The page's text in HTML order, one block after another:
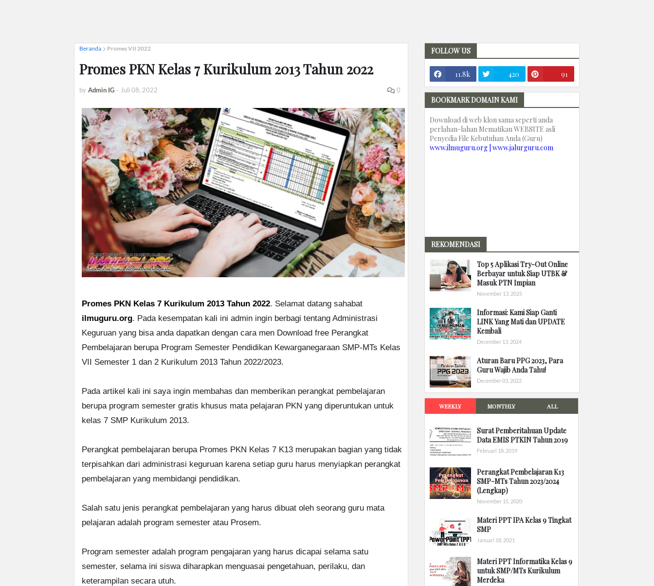
Beranda Promes VII 2022
Promes PKN Kelas 7 Kurikulum 2013 Tahun 2022
by Admin IG - Juli 08, 2022 0
Promes PKN Kelas 7 Kurikulum 2013 Tahun 2022. Selamat datang sahabat
ilmuguru.org. Pada kesempatan kali ini admin ingin berbagi tentang Administrasi
Keguruan yang bisa anda dapatkan dengan cara men Download free Perangkat
Pembelajaran berupa Program Semester Pendidikan Kewarganegaraan SMP-MTs Kelas
VII Semester 1 dan 2 Kurikulum 2013 Tahun 2022/2023.
Pada artikel kali ini saya ingin membahas dan memberikan perangkat pembelajaran
berupa program semester gratis khusus mata pelajaran PKN yang diperuntukan untuk
kelas 7 SMP Kurikulum 2013.
Perangkat pembelajaran berupa Promes PKN Kelas 7 K13 merupakan bagian yang tidak
terpisahkan dari administrasi keguruan karena setiap guru harus menyiapkan perangkat
pembelajaran yang membidangi pendidikan.
Salah satu jenis perangkat pembelajaran yang harus dibuat oleh seorang guru mata
pelajaran adalah program semester atau Prosem.
Program semester adalah program pengajaran yang harus dicapai selama satu
semester, selama ini siswa diharapkan menguasai pengetahuan, perilaku, dan
keterampilan secara utuh.
FOLLOW US
11.8k 420 91
BOOKMARK DOMAIN KAMI
Download di web klon sama seperti anda
perlahan-lahan Mematikan WEBSITE asli
Penyedia File Kebutuhan Anda (Guru)
www.ilmuguru.org | www.jalurguru.com
REKOMENDASI
Top 5 Aplikasi Try-Out Online
Berbayar untuk Siap UTBK &
Masuk PTN Impian
November 13, 2025
Informasi: Kami Siap Ganti
LINK Yang Mati dan UPDATE
Kembali
December 13, 2024
Aturan Baru PPG 2023, Para
Guru Wajib Anda Tahu!
December 03, 2022
WEEKLY MONTHLY ALL
Surat Pemberitahuan Update
Data EMIS PTKIN Tahun 2019
Februari 18, 2019
Perangkat Pembelajaran K13
SMP-MTs Tahun 2023/2024
(Lengkap)
November 15, 2020
Materi PPT IPA Kelas 9 Tingkat
SMP
Januari 18, 2021
Materi PPT Informatika Kelas 9
untuk SMP/MTs Kurikulum
Merdeka